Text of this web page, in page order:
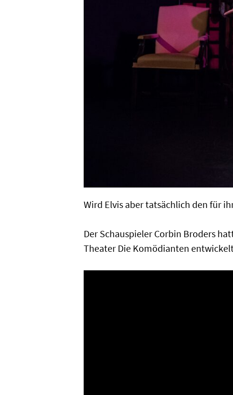
Wird Elvis aber tatsächlich den für
Der Schauspieler Corbin Broders
Theater Die Komödianten